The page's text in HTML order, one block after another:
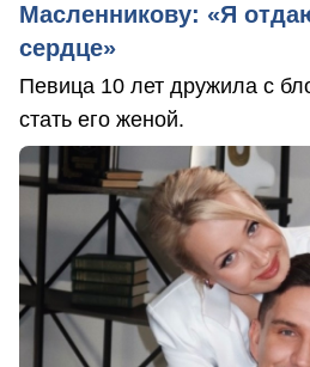
Масленникову: «Я
сердце»
Певица 10 лет дружила с
стать его женой.